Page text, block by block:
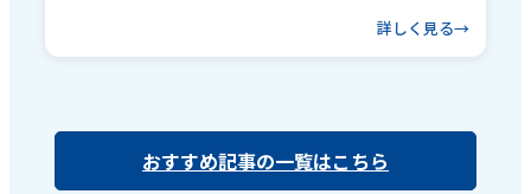
詳しく見る
おすすめ記事の一覧はこちら